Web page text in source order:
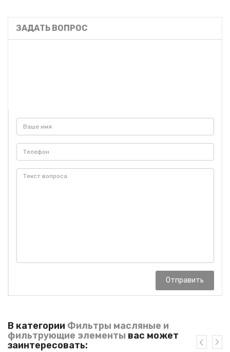
ЗАДАТЬ ВОПРОС
Отправить
В категории Фильтры масляные и
фильтрующие элементы вас может
заинтересовать: